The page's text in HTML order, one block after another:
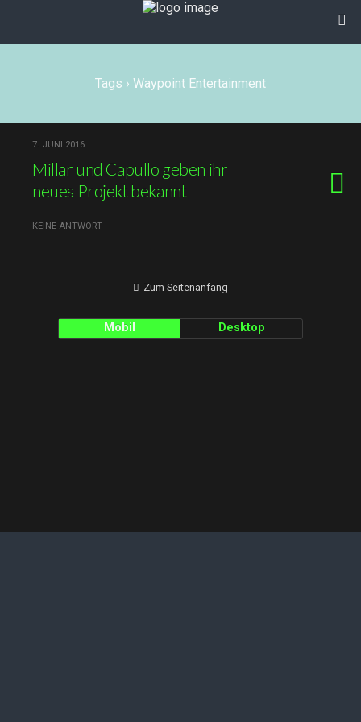
Tags › Waypoint Entertainment
7. JUNI 2016
Millar und Capullo geben ihr
neues Projekt bekannt
KEINE ANTWORT
Zum Seitenanfang
Mobil Desktop